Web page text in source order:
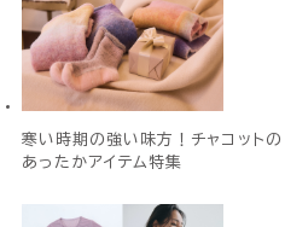
寒い時期の強い味方！チャコットの
あったかアイテム特集